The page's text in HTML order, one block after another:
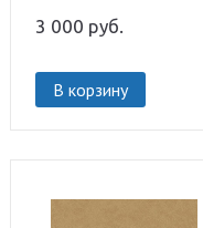
3 000 руб.
В корзину